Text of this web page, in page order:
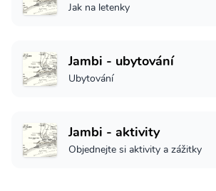
Jak na letenky
Jambi - ubytování
Ubytování
Jambi - aktivity
Objednejte si aktivity a zážitky